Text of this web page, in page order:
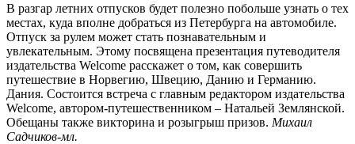
В разгар летних отпусков будет полезно побольше узнать о тех
местах, куда вполне добраться из Петербурга на автомобиле.
Отпуск за рулем может стать познавательным и
увлекательным. Этому посвящена презентация путеводителя
издательства Welcome расскажет о том, как совершить
путешествие в Норвегию, Швецию, Данию и Германию.
Дания. Состоится встреча с главным редактором издательства
Welcome, автором-путешественником – Натальей Землянской.
Обещаны также викторина и розыгрыш призов. Михаил
Садчиков-мл.